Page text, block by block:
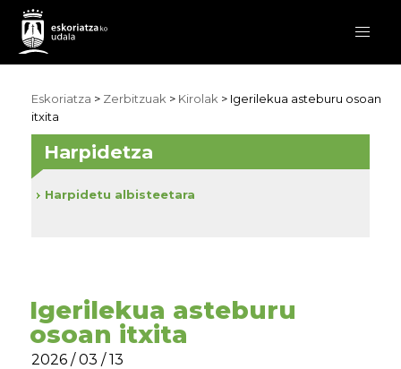
Eskoriatza > Zerbitzuak > Kirolak > Igerilekua asteburu osoan
itxita
Igerilekua asteburu
osoan itxita
2026 / 03 / 13
Harpidetza
Harpidetu albisteetara